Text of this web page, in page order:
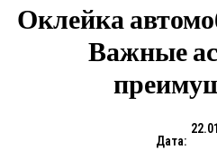
Оклейка
Важные
Дата: